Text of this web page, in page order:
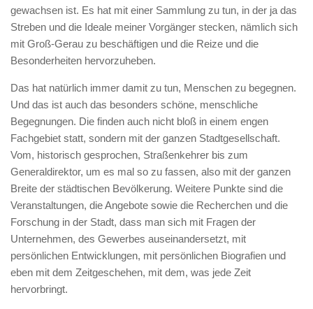
gewachsen ist. Es hat mit einer Sammlung zu tun, in der ja das
Streben und die Ideale meiner Vorgänger stecken, nämlich sich
mit Groß-Gerau zu beschäftigen und die Reize und die
Besonderheiten hervorzuheben.
Das hat natürlich immer damit zu tun, Menschen zu begegnen.
Und das ist auch das besonders schöne, menschliche
Begegnungen. Die finden auch nicht bloß in einem engen
Fachgebiet statt, sondern mit der ganzen Stadtgesellschaft.
Vom, historisch gesprochen, Straßenkehrer bis zum
Generaldirektor, um es mal so zu fassen, also mit der ganzen
Breite der städtischen Bevölkerung. Weitere Punkte sind die
Veranstaltungen, die Angebote sowie die Recherchen und die
Forschung in der Stadt, dass man sich mit Fragen der
Unternehmen, des Gewerbes auseinandersetzt, mit
persönlichen Entwicklungen, mit persönlichen Biografien und
eben mit dem Zeitgeschehen, mit dem, was jede Zeit
hervorbringt.